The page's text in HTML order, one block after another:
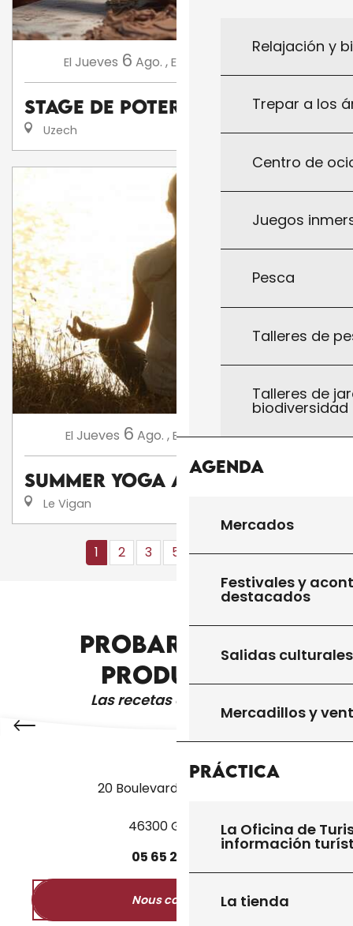
Relajación y
Trepar a los
Centro de
Juegos
Pesca
Talleres de
Talleres de
biodiversidad
Agenda
Mercados
Festivales y
destacados
Salidas culturales
Mercadillos y
Práctica
La Oficina de
información
La tienda
El Jueves 6 Ago. ,El
Stage de poterie
Uzech
El Jueves 6 Ago. ,ElMartes11Ago.,...
Summer Yoga avec AnneCha
Le Vigan
1 2 3 5+ 10+ 16 ❯ ❯❯
PROBAR OTROS
PRODUCTOS
Las recetas de la abuela
RELAJACIÓN Y BIENESTAR
20 Boulevard des Martyrs
46300 Gourdon
05 65 27
Nous contacter